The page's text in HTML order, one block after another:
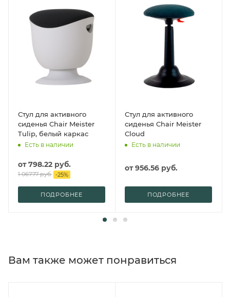
Стул для активного
сиденья Chair Meister
Tulip, белый каркас
Есть в наличии
от798.22 руб.
1 067.77 руб. -25%
ПОДРОБНЕЕ
Стул для активного
сиденья Chair Meister
Cloud
Есть в наличии
от956.56 руб.
ПОДРОБНЕЕ
Вам также может понравиться